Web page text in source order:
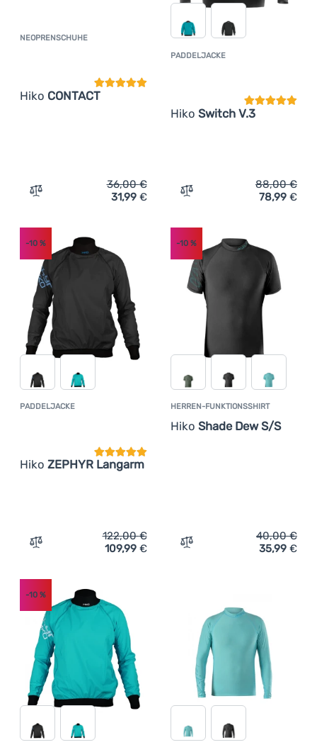
NEOPRENSCHUHE
Hiko CONTACT
Kundenbewertung
Zum Vergleich 'Neoprenschuhe Hiko CONTACT'
36,00€
31,99 €
PADDELJACKE
Hiko Switch V.3
Zum Vergleich
88,00€
78,99 €
PADDELJACKE
Hiko ZEPHYR Langarm
Kundenbewertung
-10 %
Zum Vergleich 'Paddeljacke Hiko ZEPHYR Langarm'
122,00€
109,99 €
HERREN-FUNKTIONSSHIRT
Hiko Shade Dew S/S
-10%
Zum Vergleich 'Herren-
40,00€
35,99 €
-10 %